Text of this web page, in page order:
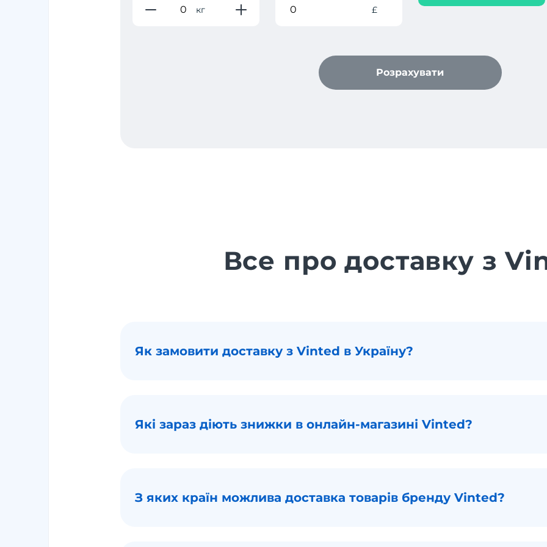
кг £
Розрахувати
Все про доставку з
Як замовити доставку з Vinted в Україну?
Які зараз діють знижки в онлайн-магазині Vinted?
З яких країн можлива доставка товарів бренду Vinted?